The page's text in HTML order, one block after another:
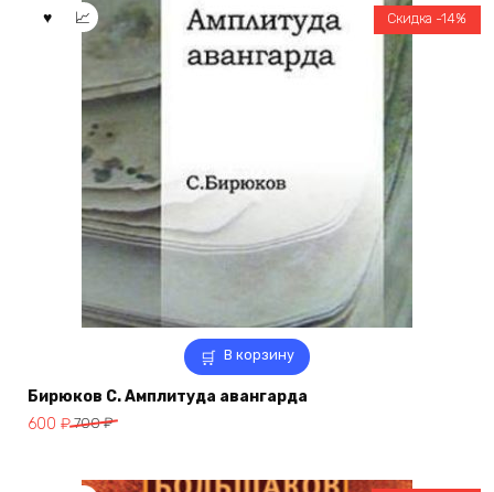
В корзину
Скидка -14%
Бирюков С. Амплитуда авангарда
700₽
Первоначальная
600 ₽
Текущая